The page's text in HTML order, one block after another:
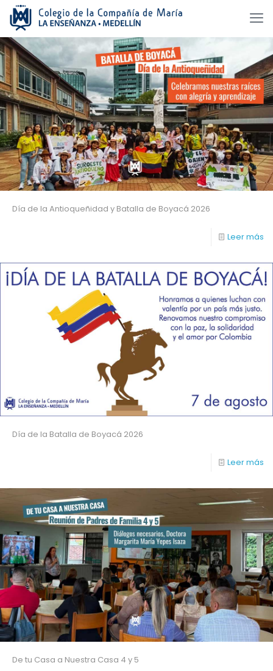
Día de la Antioqueñidad y Batalla de Boyacá 2026
Leer más
Día de la Batalla de Boyacá 2026
Leer más
De tu Casa a Nuestra Casa 4 y 5